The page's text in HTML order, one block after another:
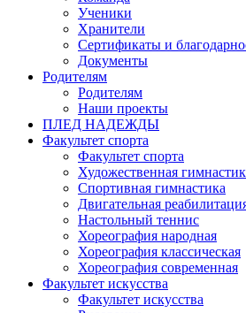
Ученики
Хранители
Сертификаты и
Документы
Родителям
Родителям
Наши проекты
ПЛЕД НАДЕЖДЫ
Факультет спорта
Факультет спорта
Художественная
Спортивная гимнастика
Двигательная
Настольный теннис
Хореография народная
Хореография классическая
Хореография современная
Факультет искусства
Факультет искусства